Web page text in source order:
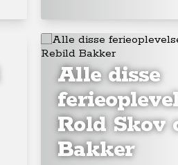
Alle disse
Rold Skov
Bakker